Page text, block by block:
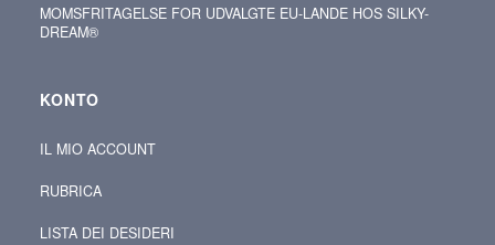
MOMSFRITAGELSE FOR UDVALGTE EU-LANDE HOS SILKY-
DREAM®
KONTO
IL MIO ACCOUNT
RUBRICA
LISTA DEI DESIDERI